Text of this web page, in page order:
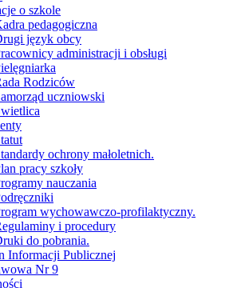
o szkole
pedagogiczna
język obcy
administracji i obsługi
Rodziców
uczniowski
ochrony małoletnich.
pracy szkoły
nauczania
wychowawczo-profilaktyczny.
i procedury
do pobrania.
Informacji Publicznej
Nr 9